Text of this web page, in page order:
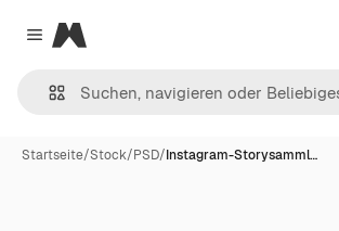
Close menu
Magnific
Startseite/Stock/PSD/Instagram-Storysamml…